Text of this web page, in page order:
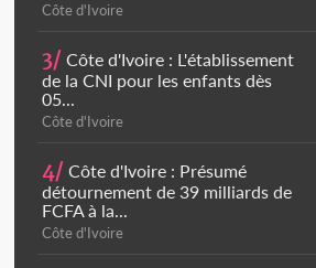
Côte d'Ivoire
3/ Côte d'Ivoire : L'établissement
de la CNI pour les enfants dès
05...
Côte d'Ivoire
4/ Côte d'Ivoire : Présumé
détournement de 39 milliards de
FCFA à la...
Côte d'Ivoire